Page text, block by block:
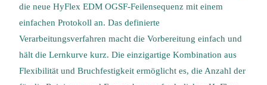
die neue HyFlex EDM OGSF-Feilensequenz mit einem
einfachen Protokoll an. Das definierte
Verarbeitungsverfahren macht die Vorbereitung einfach und
hält die Lernkurve kurz. Die einzigartige Kombination aus
Flexibilität und Bruchfestigkeit ermöglicht es, die Anzahl der